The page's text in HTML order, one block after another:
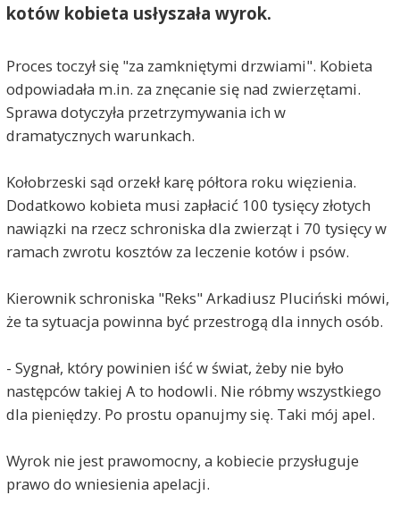
kotów kobieta usłyszała wyrok.
Proces toczył się "za zamkniętymi drzwiami". Kobieta
odpowiadała m.in. za znęcanie się nad zwierzętami.
Sprawa dotyczyła przetrzymywania ich w
dramatycznych warunkach.
Kołobrzeski sąd orzekł karę półtora roku więzienia.
Dodatkowo kobieta musi zapłacić 100 tysięcy złotych
nawiązki na rzecz schroniska dla zwierząt i 70 tysięcy w
ramach zwrotu kosztów za leczenie kotów i psów.
Kierownik schroniska "Reks" Arkadiusz Pluciński mówi,
że ta sytuacja powinna być przestrogą dla innych osób.
- Sygnał, który powinien iść w świat, żeby nie było
następców takiej A to hodowli. Nie róbmy wszystkiego
dla pieniędzy. Po prostu opanujmy się. Taki mój apel.
Wyrok nie jest prawomocny, a kobiecie przysługuje
prawo do wniesienia apelacji.